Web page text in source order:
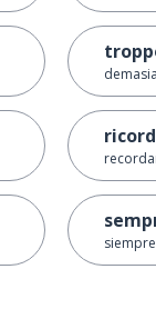
siempre